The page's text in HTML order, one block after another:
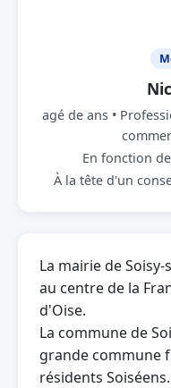
agé de ans •
En fonction
À la tête d'un
La mairie de
au centre de la
d'Oise.
La commune de
grande commune
résidents